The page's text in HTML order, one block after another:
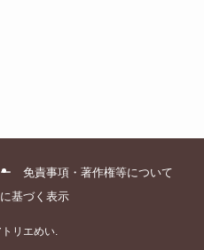
免責事項・著作権等について
基づく表示
リエめい.